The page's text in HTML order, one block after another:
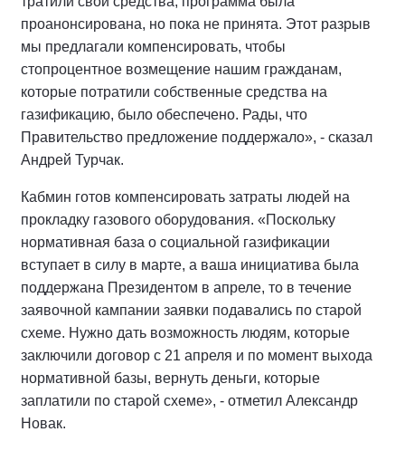
проанонсирована, но пока не принята. Этот разрыв
мы предлагали компенсировать, чтобы
стопроцентное возмещение нашим гражданам,
которые потратили собственные средства на
газификацию, было обеспечено. Рады, что
Правительство предложение поддержало», - сказал
Андрей Турчак.
Кабмин готов компенсировать затраты людей на
прокладку газового оборудования. «Поскольку
нормативная база о социальной газификации
вступает в силу в марте, а ваша инициатива была
поддержана Президентом в апреле, то в течение
заявочной кампании заявки подавались по старой
схеме. Нужно дать возможность людям, которые
заключили договор с 21 апреля и по момент выхода
нормативной базы, вернуть деньги, которые
заплатили по старой схеме», - отметил Александр
Новак.